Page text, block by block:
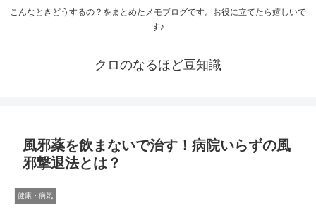
こんなときどうするの？をまとめたメモブログです。お役に立てたら嬉しいで
す♪
クロのなるほど豆知識
風邪薬を飲まないで治す！病院いらずの風
邪撃退法とは？
健康・病気